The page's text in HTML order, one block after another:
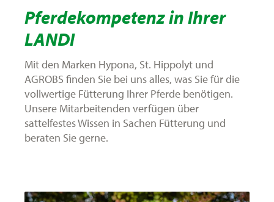
Pferdekompetenz in Ihrer
LANDI
Mit den Marken Hypona, St. Hippolyt und
AGROBS finden Sie bei uns alles, was Sie für die
vollwertige Fütterung Ihrer Pferde benötigen.
Unsere Mitarbeitenden verfügen über
sattelfestes Wissen in Sachen Fütterung und
beraten Sie gerne.